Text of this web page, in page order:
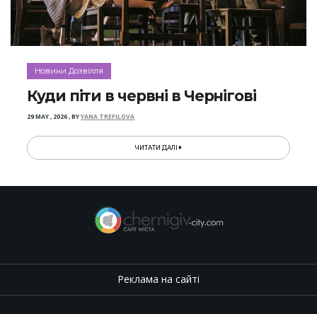
Новини Дозвілля
Куди піти в червні в Чернігові
29 MAY , 2026,BYYANA TREFILOVA
ЧИТАТИ ДАЛІ
Реклама на сайті